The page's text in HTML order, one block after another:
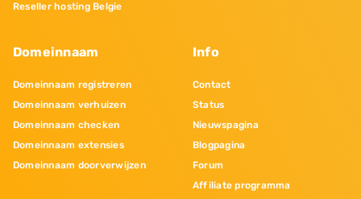
Reseller hosting Belgie
Domeinnaam
Domeinnaam registreren
Domeinnaam verhuizen
Domeinnaam checken
Domeinnaam extensies
Domeinnaam doorverwijzen
Info
Contact
Status
Nieuwspagina
Blogpagina
Forum
Affiliate programma